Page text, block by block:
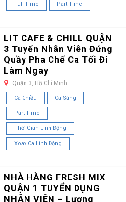
Full Time Part Time
LIT CAFE & CHILL QUẬN
3 Tuyển Nhân Viên Đứng
Quầy Pha Chế Ca Tối Đi
Làm Ngay
Quận 3, Hồ Chí Minh
Ca Chiều Ca Sáng
Part Time
Thời Gian Linh Động
Xoay Ca Linh Động
NHÀ HÀNG FRESH MIX
QUẬN 1 TUYỂN DỤNG
NHÂN VIÊN – Lương